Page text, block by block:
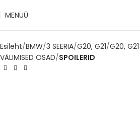
MENÜÜ
Esileht BMW 3 SEERIA G20, G21 G20,
VÄLIMISED OSAD SPOILERID